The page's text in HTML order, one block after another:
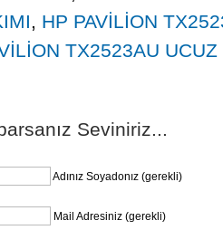
, HP PAVİLİON
TX2523AU
Seviniriz...
Adınız Soyadonız (gerekli)
Mail Adresiniz (gerekli)